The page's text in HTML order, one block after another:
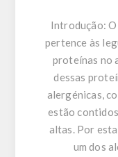
Introdução:
pertence às
proteínas no
dessas
alergénicas,
estão
altas. Por
um dos